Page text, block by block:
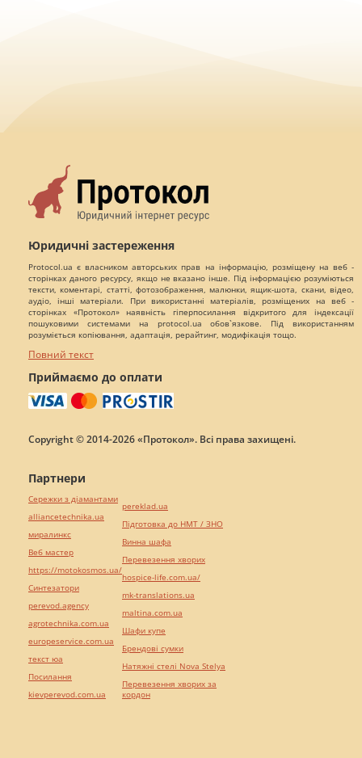
Юридичні застереження
Protocol.ua є власником авторських прав на інформацію, розміщену на веб -
сторінках даного ресурсу, якщо не вказано інше. Під інформацією розуміються
тексти, коментарі, статті, фотозображення, малюнки, ящик-шота, скани, відео,
аудіо, інші матеріали. При використанні матеріалів, розміщених на веб -
сторінках «Протокол» наявність гіперпосилання відкритого для індексації
пошуковими системами на protocol.ua обов`язкове. Під використанням
розуміється копіювання, адаптація, рерайтинг, модифікація тощо.
Повний текст
Приймаємо до оплати
Copyright © 2014-2026 «Протокол». Всі права захищені.
Партнери
Сережки з діамантами
alliancetechnika.ua
миралинкс
Веб мастер
https://motokosmos.ua/
Синтезатори
perevod.agency
agrotechnika.com.ua
europeservice.com.ua
текст юа
Посилання
kievperevod.com.ua
pereklad.ua
Підготовка до НМТ / ЗНО
Винна шафа
Перевезення хворих
hospice-life.com.ua/
mk-translations.ua
maltina.com.ua
Шафи купе
Брендові сумки
Натяжні стелі Nova Stelya
Перевезення хворих за
кордон